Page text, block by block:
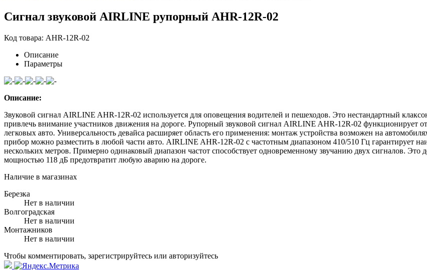
Сигнал звуковой AIRLINE рупорный AHR-12R-02
Код товара: AHR-12R-02
Описание
Параметры
Описание:
Звуковой сигнал AIRLINE AHR-12R-02 используется для оповещения водителей и пешеходов. Это нестандартный
привлечь внимание участников движения на дороге. Рупорный звуковой сигнал AIRLINE AHR-12R-02 функционирует
легковых авто. Универсальность девайса расширяет область его применения: монтаж устройства возможен на
прибор можно разместить в любой части авто. AIRLINE AHR-12R-02 с частотным диапазоном 410/510 Гц гарантирует
нескольких метров. Примерно одинаковый диапазон частот способствует одновременному звучанию двух сигналов.
мощностью 118 дБ предотвратит любую аварию на дороге.
Наличие в магазинах
Березка
Нет в наличии
Волгоградская
Нет в наличии
Монтажников
Нет в наличии
Чтобы комментировать, зарегистрируйтесь или авторизуйтесь